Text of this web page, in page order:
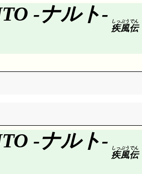
前回比
, 「右を見
だと。全員
い事をする
力を注ぎ込む
と言えど並
チャクラを
めて4人が限
-ナルト-
疾風伝
しっぷう でん
前回
ナルトの最
-ナルト-
疾風伝
しっぷう でん